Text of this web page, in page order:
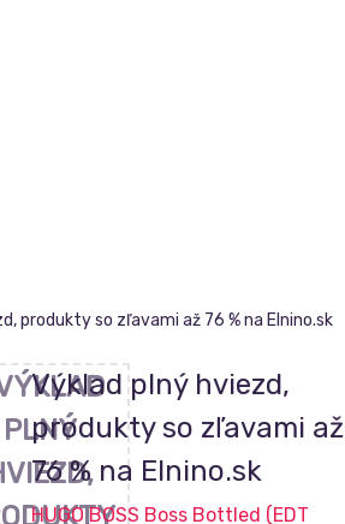
produkty so zľavami až 76 % na Elnino.sk
Výklad plný hviezd,
produkty so zľavami až
76 % na Elnino.sk
HUGO BOSS Boss Bottled (EDT